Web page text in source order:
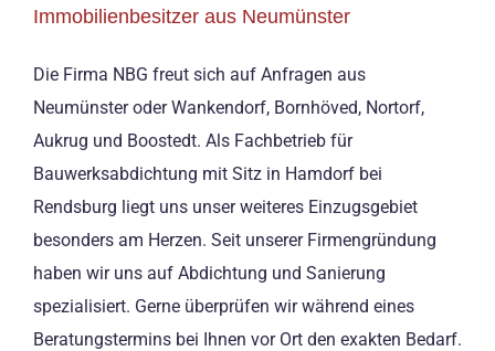
Immobilienbesitzer aus Neumünster
Die Firma NBG freut sich auf Anfragen aus
Neumünster oder Wankendorf, Bornhöved, Nortorf,
Aukrug und Boostedt. Als Fachbetrieb für
Bauwerksabdichtung mit Sitz in Hamdorf bei
Rendsburg liegt uns unser weiteres Einzugsgebiet
besonders am Herzen. Seit unserer Firmengründung
haben wir uns auf Abdichtung und Sanierung
spezialisiert. Gerne überprüfen wir während eines
Beratungstermins bei Ihnen vor Ort den exakten Bedarf.